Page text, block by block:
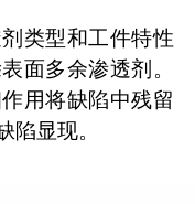
类型和工件特性
面多余渗透剂。
用将缺陷中残留
显现。